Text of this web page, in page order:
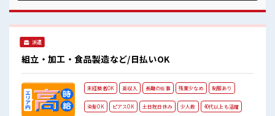
ステップUP目指していきましょう！ ≪収入アップを目指せる
≫ 高時給だらけの派遣のお仕事です！ ■職場の雰囲気 休憩室
どありません！
派遣
組立・加工・食品製造など/日払いOK
未経験者OK 高収入 長期の仕事 残業少なめ 制服あり
染髪OK ピアスOK 土日祝日休み 少人数 40代以上も活躍